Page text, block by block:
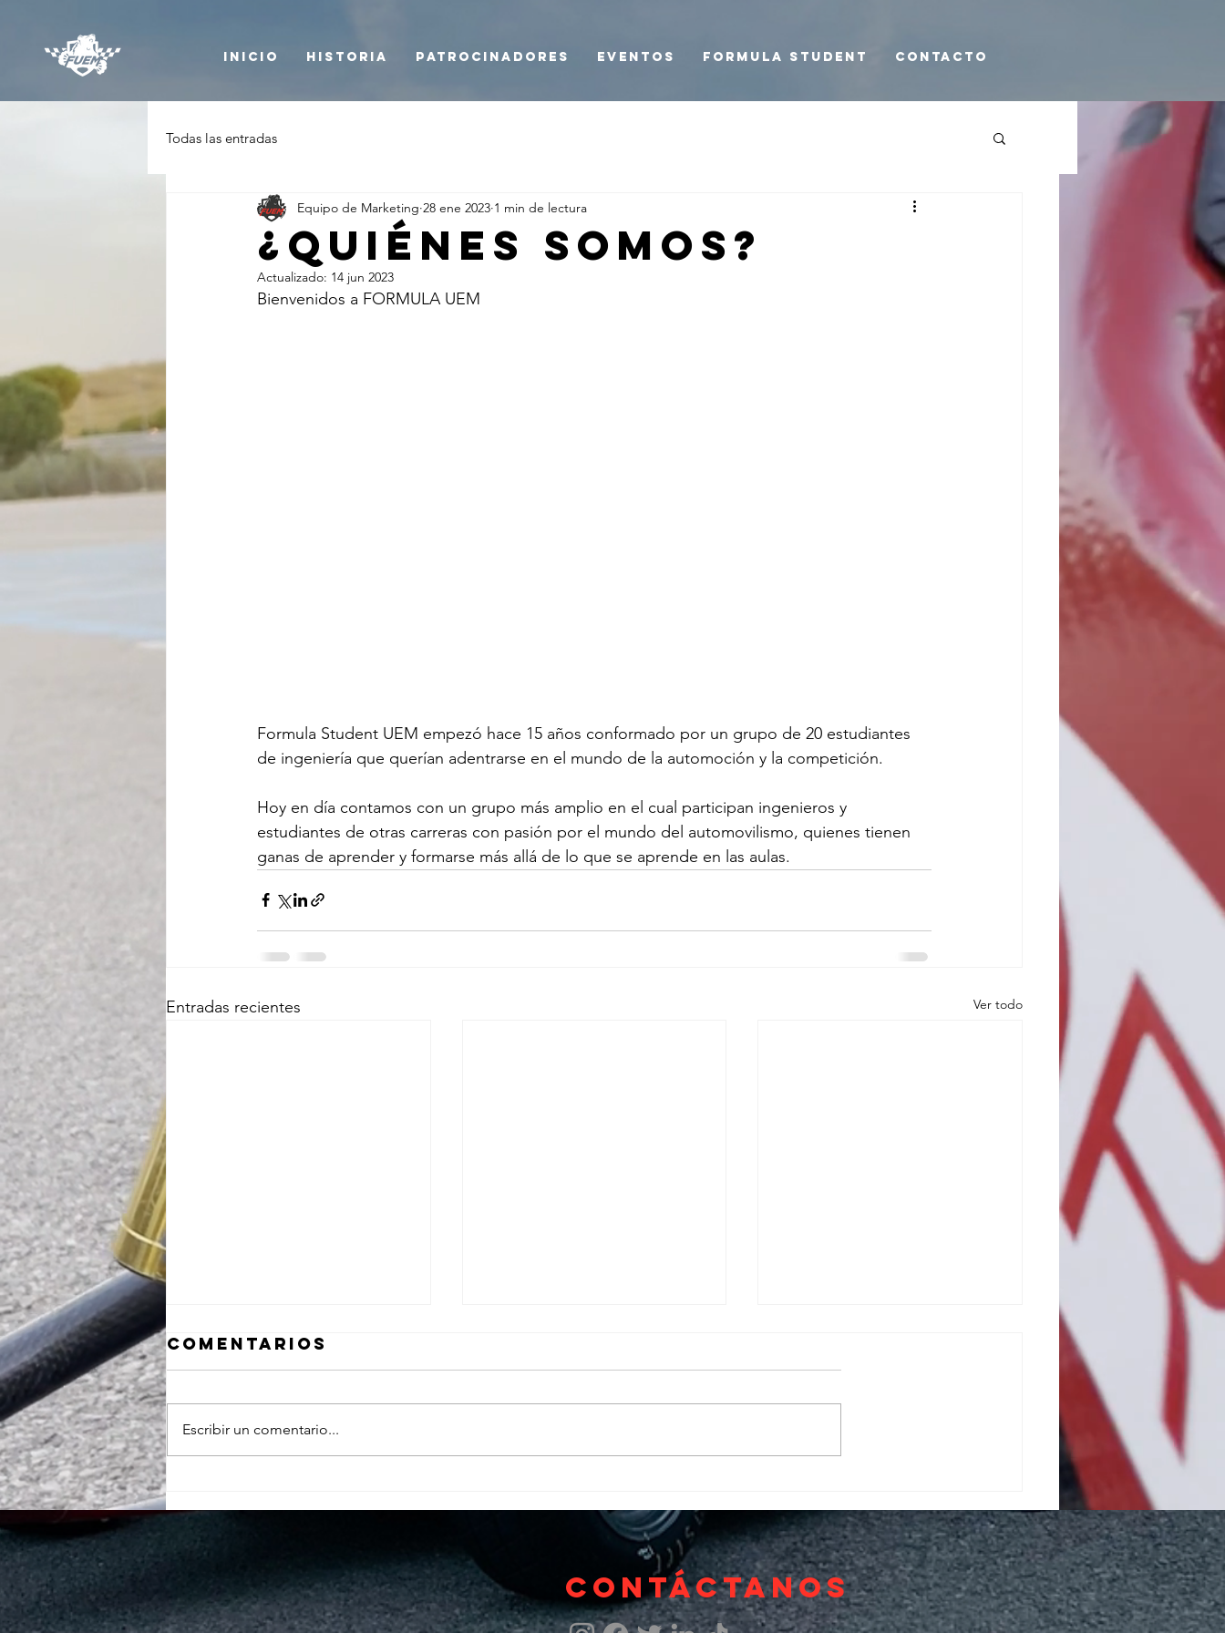
Inicio Historia Patrocinadores Eventos Formula Student Contacto
Todas las entradas
¿Quiénes somos?
Equipo de Marketing 28 ene 2023 1 min de lectura
Actualizado: 14 jun 2023
Bienvenidos a FORMULA UEM
Formula Student UEM empezó hace 15 años conformado por un grupo de 20 estudiantes
de ingeniería que querían adentrarse en el mundo de la automoción y la competición.
Hoy en día contamos con un grupo más amplio en el cual participan ingenieros y
estudiantes de otras carreras con pasión por el mundo del automovilismo, quienes tienen
ganas de aprender y formarse más allá de lo que se aprende en las aulas.
Entradas recientes Ver todo
nuestro recién
modelo: el
FUEM XVI
ambiciones:
METALMADRID
Student, donde
el talento y la
ingeniería se
encuentran
Comentarios
Escribir un comentario...
Contáctanos